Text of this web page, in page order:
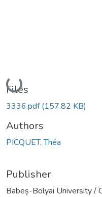
Loading...
Files
3336.pdf(157.82 KB)
Authors
PICQUET, Théa
Publisher
Babeș-Bolyai University /